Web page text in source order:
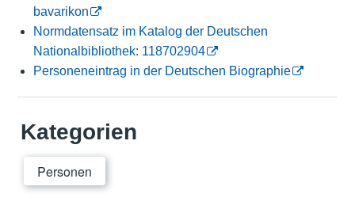
bavarikon
Normdatensatz im Katalog der Deutschen
Nationalbibliothek: 118702904
Personeneintrag in der Deutschen Biographie
Kategorien
Personen